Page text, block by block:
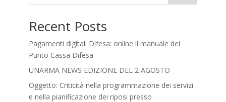
Recent Posts
Pagamenti digitali Difesa: online il manuale del
Punto Cassa Difesa
UNARMA NEWS EDIZIONE DEL 2 AGOSTO
Oggetto: Criticità nella programmazione dei servizi
e nella pianificazione dei riposi presso